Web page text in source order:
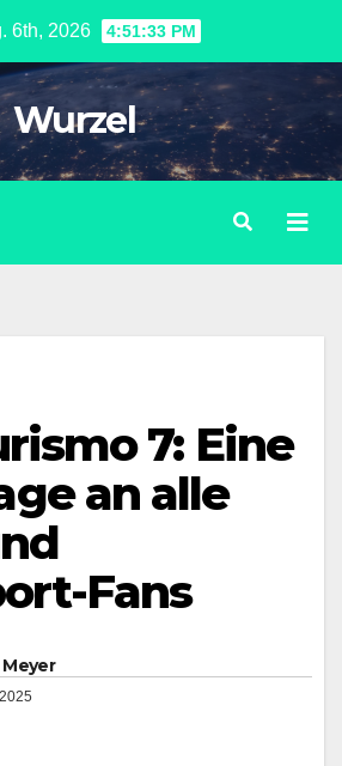
6th, 2026 4:51:34 PM
Wurzel
7: Eine
an alle
Fans
Meyer